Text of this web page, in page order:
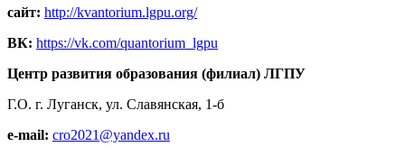
сайт: http://kvantorium.lgpu.org/
ВК: https://vk.com/quantorium_lgpu
Центр развития образования (филиал) ЛГПУ
Г.О. г. Луганск, ул. Славянская, 1-б
e-mail: cro2021@yandex.ru